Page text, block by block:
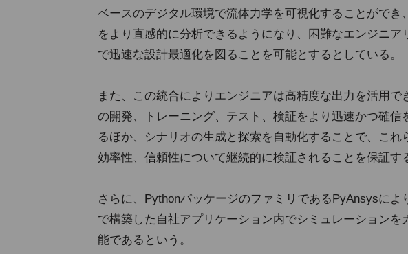
ベースのデジタル環境で流体力学を可視化することができ
をより直感的に分析できるようになり、困難なエンジニア
で迅速な設計最適化を図ることを可能とするとしている。
また、この統合によりエンジニアは高精度な出力を活用
の開発、トレーニング、テスト、検証をより迅速かつ確信
るほか、シナリオの生成と探索を自動化することで、これ
効率性、信頼性について継続的に検証されることを保証す
さらに、PythonパッケージのファミリであるPyAnsysによ
で構築した自社アプリケーション内でシミュレーション
能であるという。